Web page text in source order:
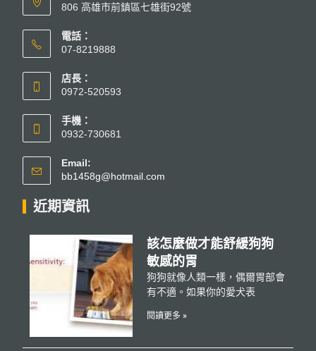
806 高雄市前鎮區七雄街92號
電話：
07-8219888
店長：
0972-520593
手機：
0932-730681
Email:
bb1458g@hotmail.com
近期資訊
該怎麼做才能舒緩狗狗
敏感的胃
狗狗就像人類一樣，偶爾胃部會
有不適。如果你的愛犬表
閱讀更多 »